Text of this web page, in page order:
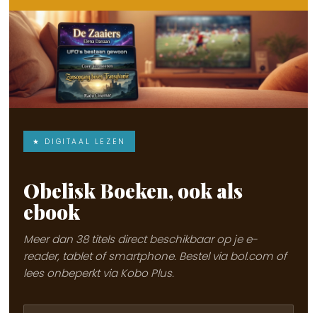
★ DIGITAAL LEZEN
Obelisk Boeken, ook als
ebook
Meer dan 38 titels direct beschikbaar op je e-
reader, tablet of smartphone. Bestel via bol.com of
lees onbeperkt via Kobo Plus.